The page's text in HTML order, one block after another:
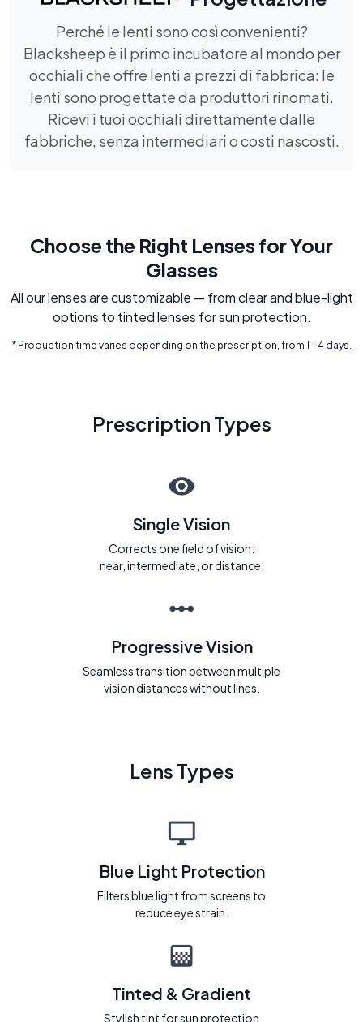
Perché le lenti sono così convenienti?
Blacksheep è il primo incubatore al mondo per
occhiali che offre lenti a prezzi di fabbrica: le
lenti sono progettate da produttori rinomati.
Ricevi i tuoi occhiali direttamente dalle
fabbriche, senza intermediari o costi nascosti.
Choose the Right Lenses for Your
Glasses
All our lenses are customizable — from clear and blue-light
options to tinted lenses for sun protection.
* Production time varies depending on the prescription, from 1 - 4 days.
Prescription Types
Single Vision
Corrects one field of vision:
near, intermediate, or distance.
Progressive Vision
Seamless transition between multiple
vision distances without lines.
Lens Types
Blue Light Protection
Filters blue light from screens to
reduce eye strain.
Tinted & Gradient
Stylish tint for sun protection